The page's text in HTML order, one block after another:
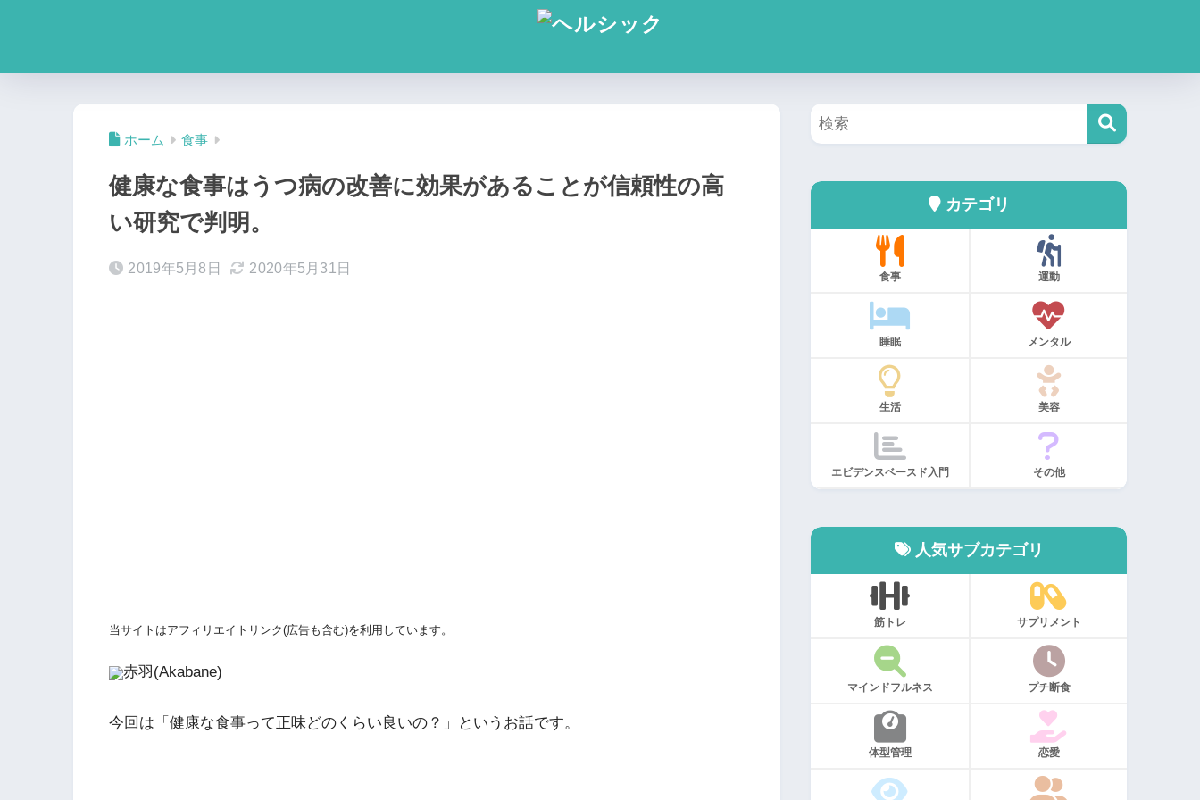
ホーム 食事
健康な食事はうつ病の改善に効果があることが信頼性の高
い研究で判明。
2019年5月8日 2020年5月31日
当サイトはアフィリエイトリンク(広告も含む)を利用しています。
赤羽(Akabane)
今回は「健康な食事って正味どのくらい良いの？」というお話です。
カテゴリ
食事 運動
睡眠 メンタル
生活 美容
エビデンスベースド入門 その他
人気サブカテゴリ
筋トレ サプリメント
マインドフルネス プチ断食
体型管理 恋愛